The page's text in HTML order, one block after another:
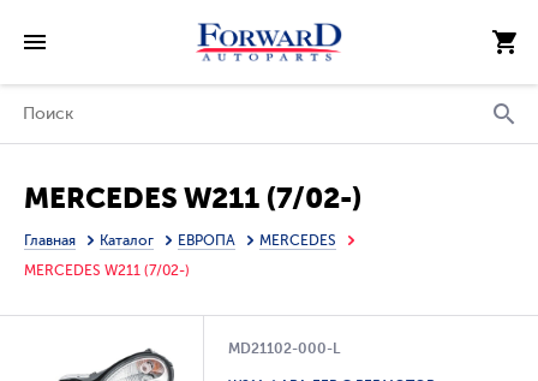
MERCEDES W211 (7/02-)
Главная Каталог ЕВРОПА
MERCEDES
MERCEDES W211 (7/02-)
MD21102-000-L